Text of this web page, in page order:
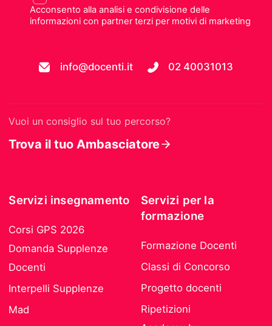
Acconsento alla analisi e condivisione delle
informazioni con partner terzi per motivi di marketing
info@docenti.it 02 40031013
Vuoi un consiglio sul tuo percorso?
Trova il tuo Ambasciatore
Servizi insegnamento
Corsi GPS 2026
Domanda Supplenze
Docenti
Interpelli Supplenze
Mad
Servizi per la
formazione
Formazione Docenti
Classi di Concorso
Progetto docenti
Ripetizioni